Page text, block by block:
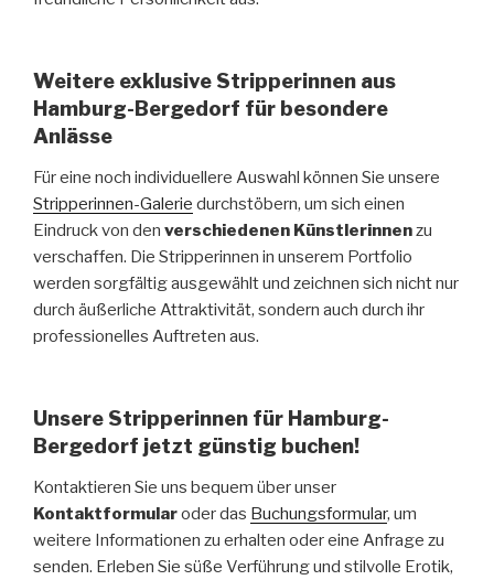
Weitere exklusive Stripperinnen aus
Hamburg-Bergedorf für besondere
Anlässe
Für eine noch individuellere Auswahl können Sie unsere
Stripperinnen-Galerie durchstöbern, um sich einen
Eindruck von den verschiedenen Künstlerinnenzu
verschaffen. Die Stripperinnen in unserem Portfolio
werden sorgfältig ausgewählt und zeichnen sich nicht nur
durch äußerliche Attraktivität, sondern auch durch ihr
professionelles Auftreten aus.
Unsere Stripperinnen für Hamburg-
Bergedorf jetzt günstig buchen!
Kontaktieren Sie uns bequem über unser
Kontaktformularoder das Buchungsformular, um
weitere Informationen zu erhalten oder eine Anfrage zu
senden. Erleben Sie süße Verführung und stilvolle Erotik,